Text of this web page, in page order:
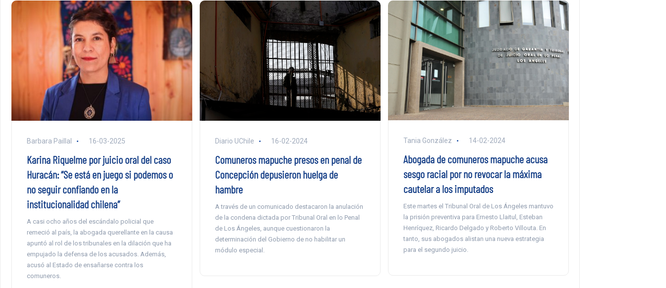
Barbara Paillal 16-03-2025
Karina Riquelme por juicio oral del caso
Huracán: “Se está en juego si podemos o
no seguir confiando en la
institucionalidad chilena”
A casi ocho años del escándalo policial que
remeció al país, la abogada querellante en la causa
apuntó al rol de los tribunales en la dilación que ha
empujado la defensa de los acusados. Además,
acusó al Estado de ensañarse contra los
comuneros.
Diario UChile 16-02-2024
Comuneros mapuche presos en penal de
Concepción depusieron huelga de
hambre
A través de un comunicado destacaron la anulación
de la condena dictada por Tribunal Oral en lo Penal
de Los Ángeles, aunque cuestionaron la
determinación del Gobierno de no habilitar un
módulo especial.
Tania González 14-02-2024
Abogada de comuneros mapuche acusa
sesgo racial por no revocar la máxima
cautelar a los imputados
Este martes el Tribunal Oral de Los Ángeles mantuvo
la prisión preventiva para Ernesto Llaitul, Esteban
Henríquez, Ricardo Delgado y Roberto Villouta. En
tanto, sus abogados alistan una nueva estrategia
para el segundo juicio.